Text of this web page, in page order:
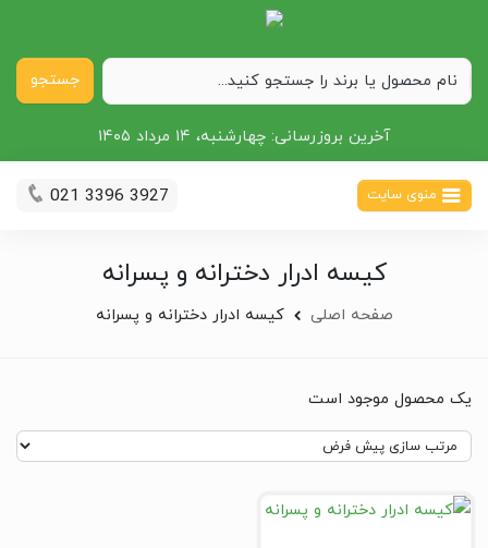
جستجو
آخرین بروزرسانی: چهارشنبه، ۱۴ مرداد ۱۴۰۵
منوی سایت 021 3396 3927
کیسه ادرار دخترانه و پسرانه
صفحه اصلی کیسه ادرار دخترانه و پسرانه
یک محصول موجود است